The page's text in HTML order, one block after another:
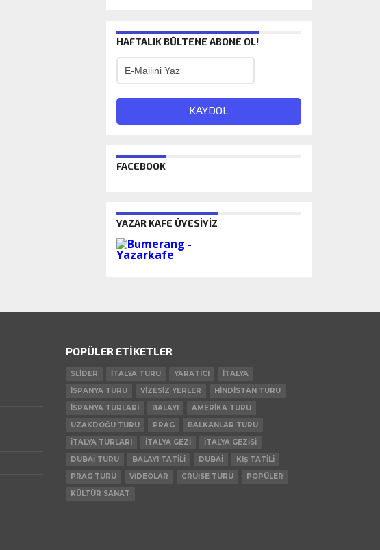
HAFTALIK BÜLTENE ABONE OL!
FACEBOOK
YAZAR KAFE ÜYESIYIZ
POPÜLER ETIKETLER
SLIDER ITALYA TURU YARATICI
ITALYA
ISPANYA TURU
VIZESIZ YERLER
HINDISTAN TURU
ISPANYA TURLARI
BALAYI
AMERIKA TURU
UZAKDOĞU TURU
PRAG
BALKANLAR TURU
ITALYA TURLARI
ITALYA GEZI
ITALYA GEZISI
DUBAI TURU
BALAYI TATILI DUBAI
KIŞ TATILI
PRAG TURU
VIDEOLAR CRUISE TURU
POPÜLER
KÜLTÜR SANAT